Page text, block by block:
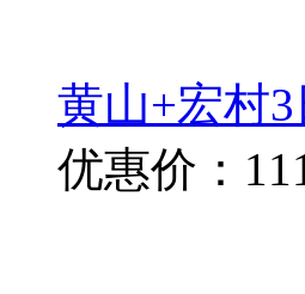
黄山+宏村
优惠价：